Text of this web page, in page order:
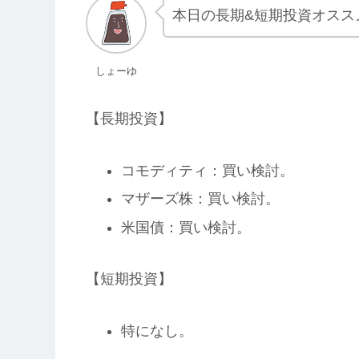
しょーゆ
本日の長期&短期投資オスス
【長期投資】
コモディティ：買い検討。
マザーズ株：買い検討。
米国債：買い検討。
【短期投資】
特になし。